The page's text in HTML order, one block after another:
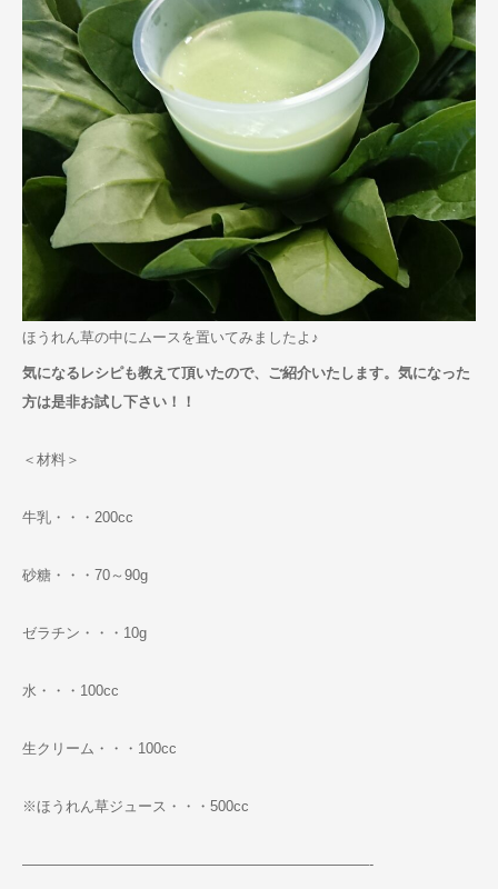
ほうれん草の中にムースを置いてみましたよ♪
気になるレシピも教えて頂いたので、ご紹介いたします。気になった
方は是非お試し下さい！！
＜材料＞
牛乳・・・200cc
砂糖・・・70～90g
ゼラチン・・・10g
水・・・100cc
生クリーム・・・100cc
※ほうれん草ジュース・・・500cc
————————————————————————-